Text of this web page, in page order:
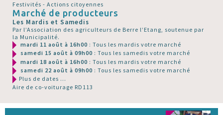
Festivités - Actions citoyennes
Marché de producteurs
Les Mardis et Samedis
Par l’Association des agriculteurs de Berre l’Etang, soutenue par
la Municipalité.
mardi 11 août à 16h00 : Tous les mardis votre marché
samedi 15 août à 09h00 : Tous les samedis votre marché
mardi 18 août à 16h00 : Tous les mardis votre marché
samedi 22 août à 09h00 : Tous les samedis votre marché
Plus de dates ...
Aire de co-voiturage RD113